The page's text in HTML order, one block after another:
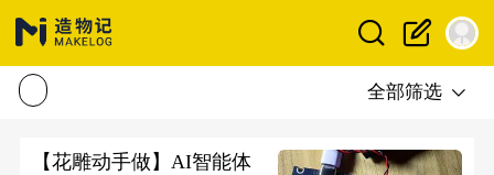
全部筛选
【花雕动手做】AI智能体